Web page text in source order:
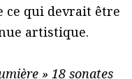
ce qui devrait être
artistique.
» 18 sonates